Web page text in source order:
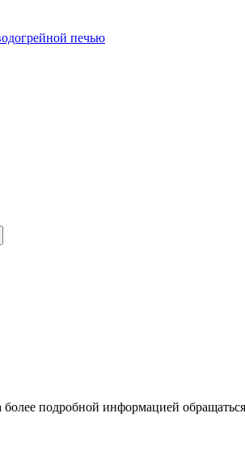
печью
более подробной информацией